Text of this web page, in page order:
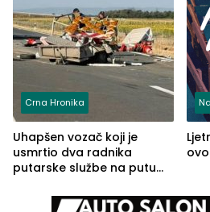
Crna Hronika
Uhapšen vozač koji je
usmrtio dva radnika
putarske službe na putu
(FOTO)